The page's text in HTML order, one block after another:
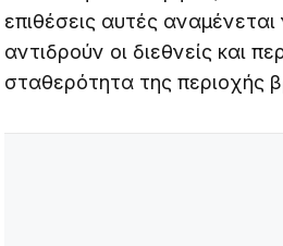
επιθέσεις αυτές
αντιδρούν οι διεθνείς και
σταθερότητα της περιοχής